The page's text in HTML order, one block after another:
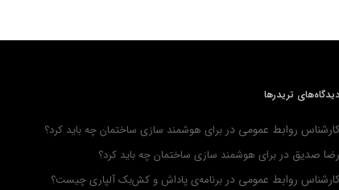
دیدگاه‌های تریدرها
کارشناس روابط عمومی در برای هوشمند سازی ساختمان چه باید کرد؟
رضا صدیق در برای هوشمند سازی ساختمان چه باید کرد؟
کارشناس روابط عمومی در برنامه‌ی پاداش و کش‌بک آلپاری چیست؟